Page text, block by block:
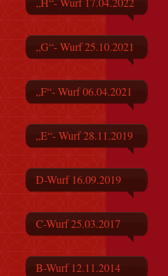
„G“- Wurf 25.10.2021
„F“- Wurf 06.04.2021
„E“- Wurf 28.11.2019
D-Wurf 16.09.2019
C-Wurf 25.03.2017
B-Wurf 12.11.2014